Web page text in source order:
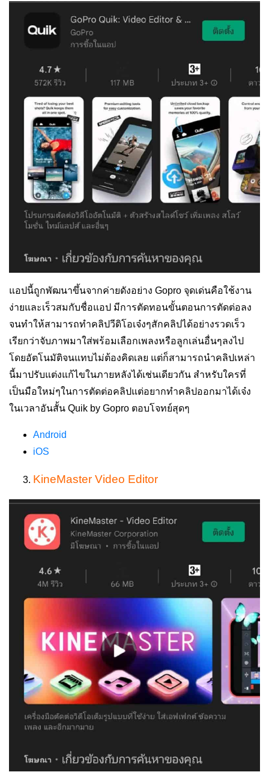
แอปนี้ถูกพัฒนาขึ้นจากค่ายดังอย่าง Gopro จุดเด่นคือใช้งาน
ง่ายและเร็วสมกับชื่อแอป มีการตัดทอนขั้นตอนการตัดต่อลง
จนทำให้สามารถทำคลิปวีดิโอเจ๋งๆสักคลิปได้อย่างรวดเร็ว
เรียกว่าจับภาพมาใส่พร้อมเลือกเพลงหรือลูกเล่นอื่นๆลงไป
โดยอัตโนมัติจนแทบไม่ต้องคิดเลย แต่ก็สามารถนำคลิปเหล่า
นี้มาปรับแต่งแก้ไขในภายหลังได้เช่นเดียวกัน สำหรับใครที่
เป็นมือใหม่ๆในการตัดต่อคลิปแต่อยากทำคลิปออกมาได้เจ๋ง
ในเวลาอันสั้น Quik by Gopro ตอบโจทย์สุดๆ
Android
iOS
KineMaster Video Editor